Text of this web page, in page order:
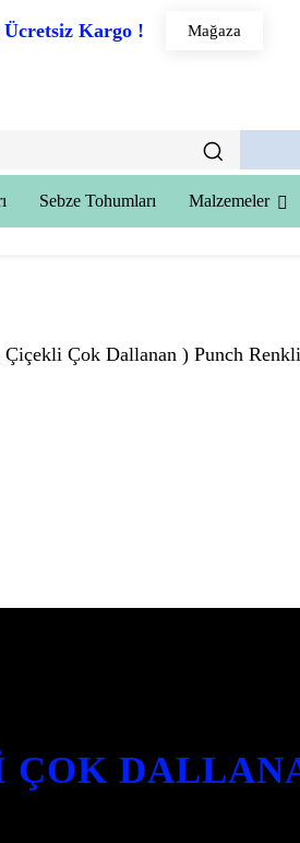
Ücretsiz Kargo ! Mağaza
Sebze Tohumları Malzemeler
Çok Dallanan ) Punch